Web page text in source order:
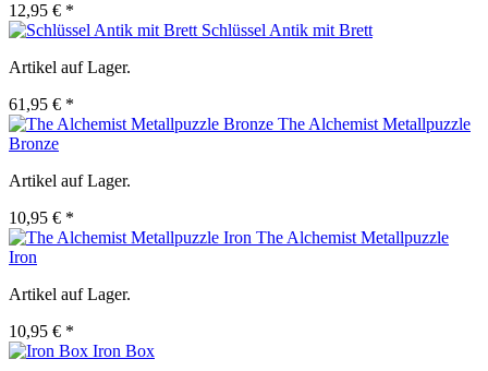
12,95 € *
Schlüssel Antik mit Brett
Artikel auf Lager.
61,95 € *
The Alchemist Metallpuzzle
Bronze
Artikel auf Lager.
10,95 € *
The Alchemist Metallpuzzle
Iron
Artikel auf Lager.
10,95 € *
Iron Box